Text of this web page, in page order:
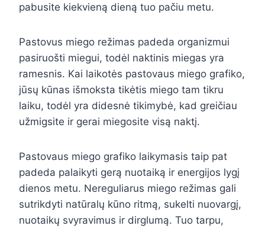
pabusite kiekvieną dieną tuo pačiu metu.
Pastovus miego režimas padeda organizmui
pasiruošti miegui, todėl naktinis miegas yra
ramesnis. Kai laikotės pastovaus miego grafiko,
jūsų kūnas išmoksta tikėtis miego tam tikru
laiku, todėl yra didesnė tikimybė, kad greičiau
užmigsite ir gerai miegosite visą naktį.
Pastovaus miego grafiko laikymasis taip pat
padeda palaikyti gerą nuotaiką ir energijos lygį
dienos metu. Nereguliarus miego režimas gali
sutrikdyti natūralų kūno ritmą, sukelti nuovargį,
nuotaikų svyravimus ir dirglumą. Tuo tarpu,